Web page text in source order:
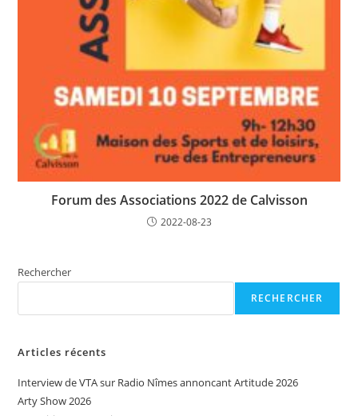
Forum des Associations 2022 de Calvisson
2022-08-23
Rechercher
RECHERCHER
Articles récents
Interview de VTA sur Radio Nîmes annoncant Artitude 2026
Arty Show 2026